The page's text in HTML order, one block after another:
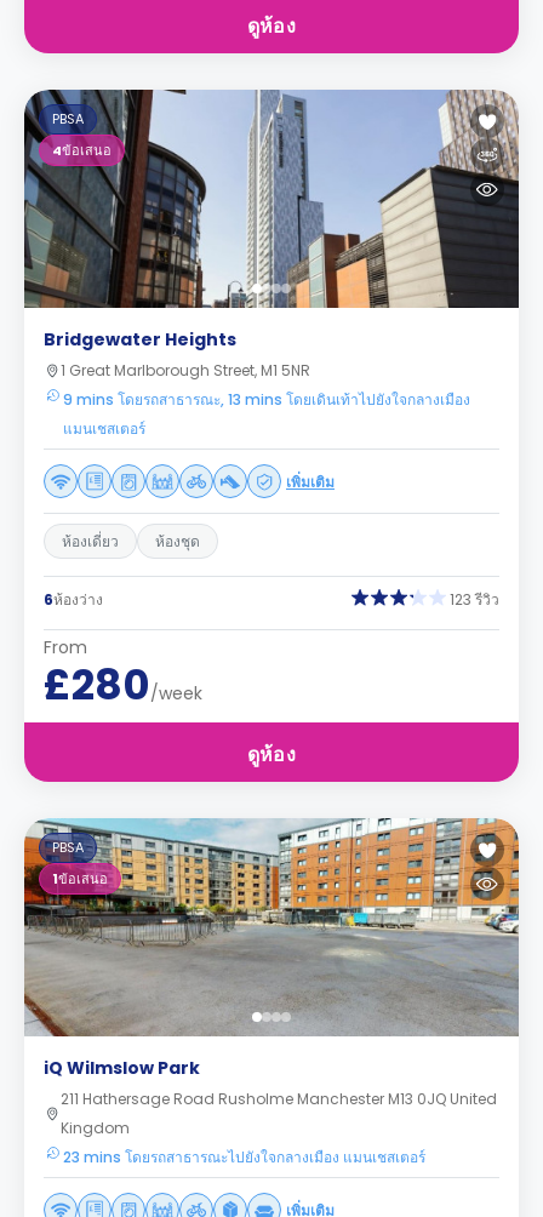
ดูห้อง
PBSA
4ข้อเสนอ
Bridgewater Heights
1 Great Marlborough Street, M1 5NR
9 mins โดยรถสาธารณะ, 13 mins โดยเดินเท้าไปยังใจกลางเมือง
แมนเชสเตอร์
เพิ่มเติม
ห้องเดี่ยว ห้องชุด
6ห้องว่าง 123 รีวิว
From
£280/week
ดูห้อง
PBSA
1ข้อเสนอ
iQ Wilmslow Park
211 Hathersage Road Rusholme Manchester M13 0JQ United
Kingdom
23 mins โดยรถสาธารณะไปยังใจกลางเมือง แมนเชสเตอร์
เพิ่มเติม